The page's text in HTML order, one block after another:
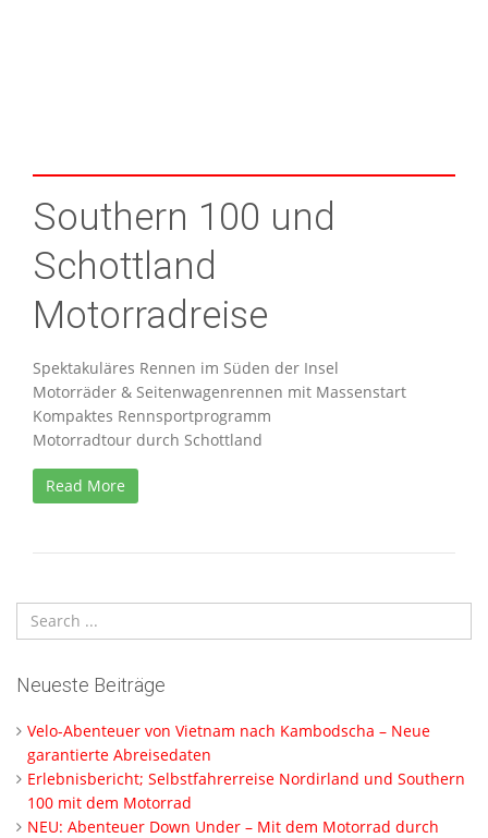
Southern 100 und
Schottland
Motorradreise
Spektakuläres Rennen im Süden der Insel
Motorräder & Seitenwagenrennen mit Massenstart
Kompaktes Rennsportprogramm
Motorradtour durch Schottland
Read More
Neueste Beiträge
Velo-Abenteuer von Vietnam nach Kambodscha – Neue
garantierte Abreisedaten
Erlebnisbericht; Selbstfahrerreise Nordirland und Southern
100 mit dem Motorrad
NEU: Abenteuer Down Under – Mit dem Motorrad durch